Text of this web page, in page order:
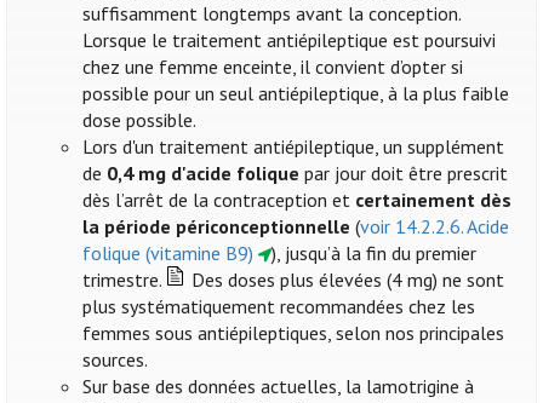
suffisamment longtemps avant la conception.
Lorsque le traitement antiépileptique est poursuivi
chez une femme enceinte, il convient d’opter si
possible pour un seul antiépileptique, à la plus faible
dose possible.
Lors d'un traitement antiépileptique, un supplément
de 0,4 mg d'acide folique par jour doit être prescrit
dès l’arrêt de la contraception et certainement dès
la période périconceptionnelle (voir 14.2.2.6. Acide
folique (vitamine B9)
), jusqu’à la fin du premier
trimestre.
Des doses plus élevées (4 mg) ne sont
plus systématiquement recommandées chez les
femmes sous antiépileptiques, selon nos principales
sources.
Sur base des données actuelles, la lamotrigine à